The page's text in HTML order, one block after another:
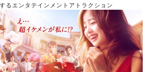
るエンタテインメントアトラクション